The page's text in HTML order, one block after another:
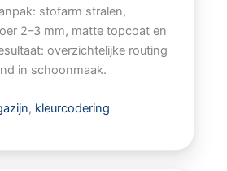
stofarm stralen,
2–3 mm, matte topcoat en
overzichtelijke routing
in schoonmaak.
, kleurcodering